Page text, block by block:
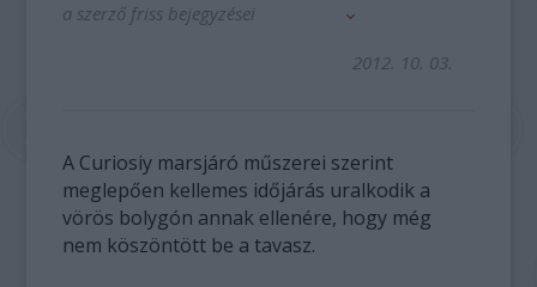
a szerző friss bejegyzései
2012. 10. 03.
A Curiosiy marsjáró műszerei szerint
meglepően kellemes időjárás uralkodik a
vörös bolygón annak ellenére, hogy még
nem köszöntött be a tavasz.